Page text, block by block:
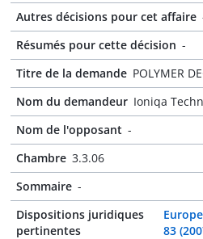
Autres décisions pour cet affaire
Résumés pour cette décision -
Titre de la demande POLYMER
Nom du demandeur Ioniqa
Nom de l'opposant -
Chambre 3.3.06
Sommaire -
Dispositions juridiques
pertinentes
83